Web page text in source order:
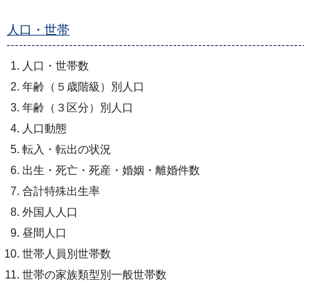
人口・世帯
人口・世帯数
年齢（５歳階級）別人口
年齢（３区分）別人口
人口動態
転入・転出の状況
出生・死亡・死産・婚姻・離婚件数
合計特殊出生率
外国人人口
昼間人口
世帯人員別世帯数
世帯の家族類型別一般世帯数